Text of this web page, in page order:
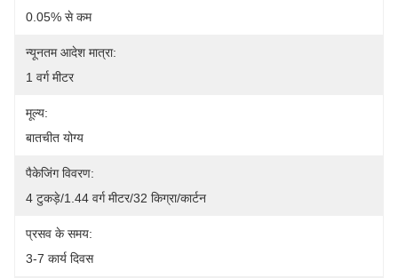
0.05% से कम
न्यूनतम आदेश मात्रा:
1 वर्ग मीटर
मूल्य:
बातचीत योग्य
पैकेजिंग विवरण:
4 टुकड़े/1.44 वर्ग मीटर/32 किग्रा/कार्टन
प्रसव के समय:
3-7 कार्य दिवस